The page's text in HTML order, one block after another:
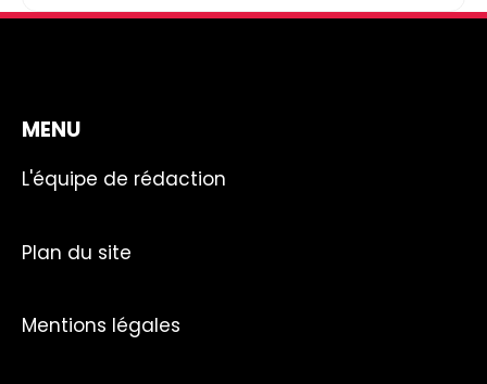
MENU
L'équipe de rédaction
Plan du site
Mentions légales